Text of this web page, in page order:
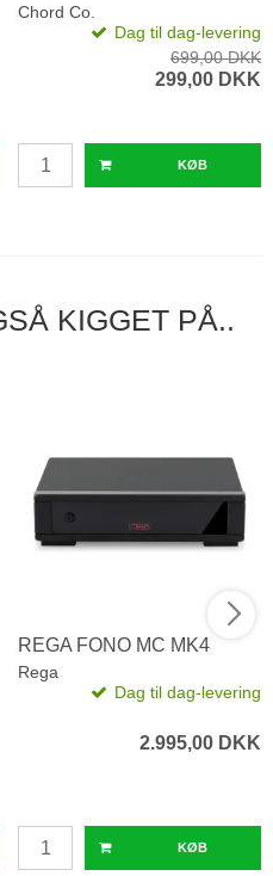
Chord Co.
Dag til dag-levering
699,00 DKK
299,00 DKK
KØB
KIGGET PÅ..
REGA FONO MC MK4
Rega
Dag til dag-levering
2.995,00 DKK
KØB